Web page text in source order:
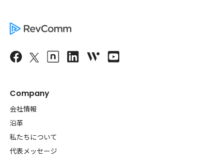
Company
会社情報
沿革
私たちについて
代表メッセージ